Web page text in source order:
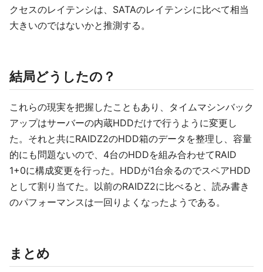
クセスのレイテンシは、SATAのレイテンシに比べて相当
大きいのではないかと推測する。
結局どうしたの？
これらの現実を把握したこともあり、タイムマシンバック
アップはサーバーの内蔵HDDだけで行うように変更し
た。それと共にRAIDZ2のHDD箱のデータを整理し、容量
的にも問題ないので、4台のHDDを組み合わせてRAID
1+0に構成変更を行った。HDDが1台余るのでスペアHDD
として割り当てた。以前のRAIDZ2に比べると、読み書き
のパフォーマンスは一回りよくなったようである。
まとめ